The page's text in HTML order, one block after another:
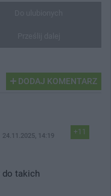
DODAJ KOMENTARZ
+11
24.11.2025, 14:19
do takich